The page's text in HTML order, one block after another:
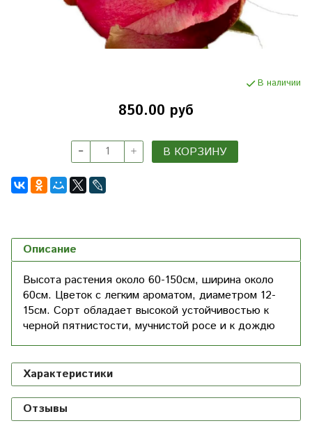
В наличии
850.00 руб
В КОРЗИНУ
Описание
Высота растения около 60-150см, ширина около
60см. Цветок с легким ароматом, диаметром 12-
15см. Сорт обладает высокой устойчивостью к
черной пятнистости, мучнистой росе и к дождю
Характеристики
Отзывы